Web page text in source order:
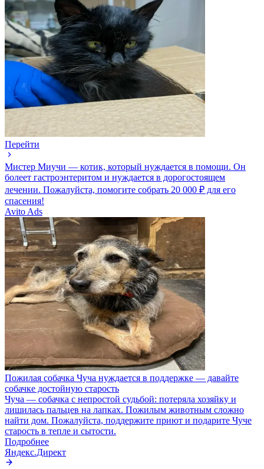
Перейти
Мистер Миучи — котик, который нуждается в помощи. Он
болеет гастроэнтеритом и нуждается в дорогостоящем
лечении. Пожалуйста, помогите собрать 20 000 ₽ для его
спасения!
Avito Ads
Пожилая собачка Чуча нуждается в поддержке — давайте
собачке достойную старость
Чуча — собачка с непростой судьбой: потеряла хозяйку и
лишилась пальцев на лапках. Пожилым животным сложно
найти дом. Пожалуйста, поддержите приют и подарите Чуче
старость в тепле и сытости.
Подробнее
Яндекс.Директ